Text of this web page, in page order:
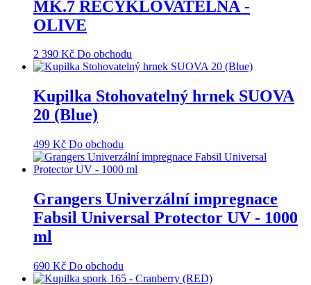
MK.7 RECYKLOVATELNÁ -
OLIVE
2 390 Kč Do obchodu
Kupilka Stohovatelný hrnek SUOVA
20 (Blue)
499 Kč Do obchodu
Grangers Univerzální impregnace
Fabsil Universal Protector UV - 1000
ml
690 Kč Do obchodu